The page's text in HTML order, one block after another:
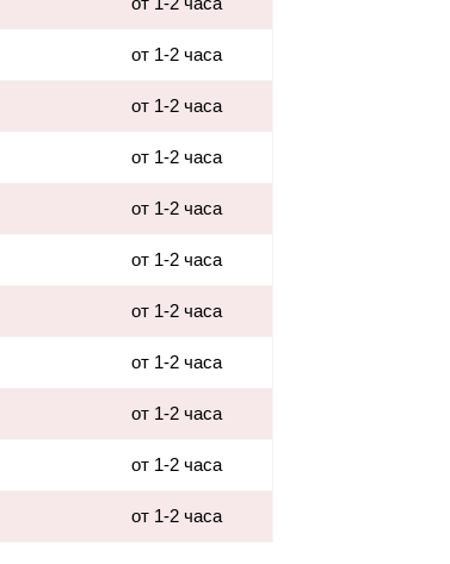
от 1-2 часа
от 1-2 часа
от 1-2 часа
от 1-2 часа
от 1-2 часа
от 1-2 часа
от 1-2 часа
от 1-2 часа
от 1-2 часа
от 1-2 часа